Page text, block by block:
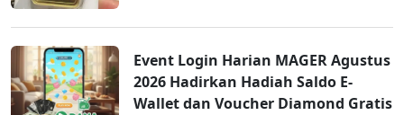
Event Login Harian MAGER Agustus
2026 Hadirkan Hadiah Saldo E-
Wallet dan Voucher Diamond Gratis